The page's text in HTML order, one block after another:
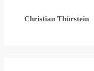
Christian Thürstein